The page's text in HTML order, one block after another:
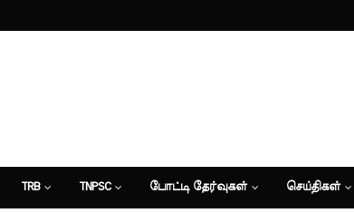
TRB TNPSC போட்டி தேர்வுகள் செய்திகள்